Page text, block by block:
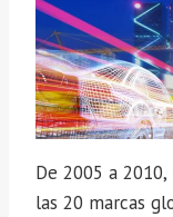
De 2005 a
las 20 marcas